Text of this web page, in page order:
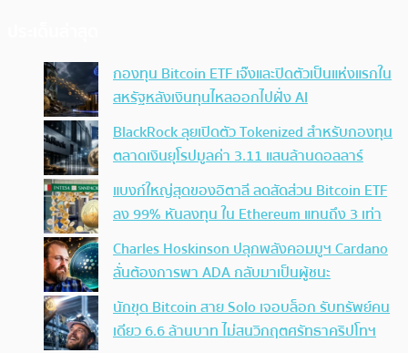
กองทุน Bitcoin ETF เจ๊งและปิดตัวเป็นแห่งแรกใน
สหรัฐหลังเงินทุนไหลออกไปฝั่ง AI
BlackRock ลุยเปิดตัว Tokenized สำหรับกองทุน
ตลาดเงินยุโรปมูลค่า 3.11 แสนล้านดอลลาร์
แบงก์ใหญ่สุดของอิตาลี ลดสัดส่วน Bitcoin ETF
ลง 99% หันลงทุน ใน Ethereum แทนถึง 3 เท่า
Charles Hoskinson ปลุกพลังคอมมูฯ Cardano
ลั่นต้องการพา ADA กลับมาเป็นผู้ชนะ
นักขุด Bitcoin สาย Solo เจอบล็อก รับทรัพย์คน
เดียว 6.6 ล้านบาท ไม่สนวิกฤตศรัทธาคริปโทฯ